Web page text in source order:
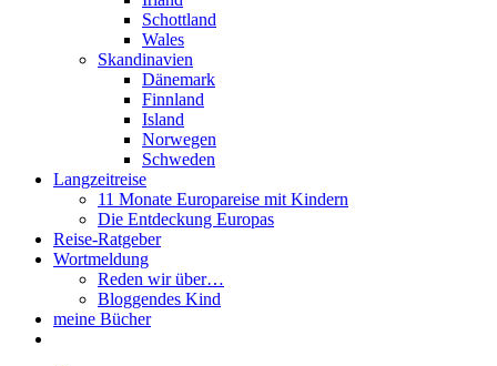
Schottland
Wales
Skandinavien
Dänemark
Finnland
Island
Norwegen
Schweden
Langzeitreise
11 Monate Europareise mit Kindern
Die Entdeckung Europas
Reise-Ratgeber
Wortmeldung
Reden wir über…
Bloggendes Kind
meine Bücher